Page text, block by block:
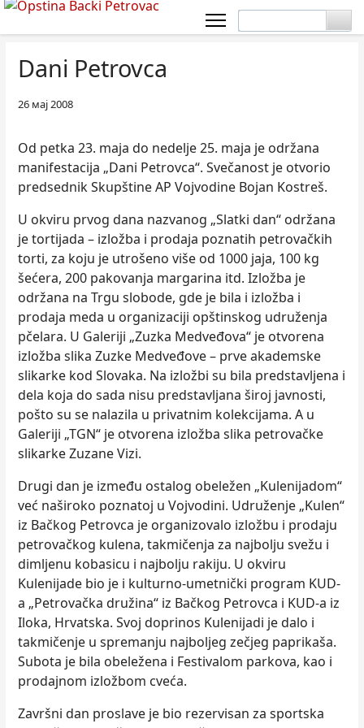
Dani Petrovca
26 мај 2008
Od petka 23. maja do nedelje 25. maja je održana
manifestacija „Dani Petrovca“. Svečanost je otvorio
predsednik Skupštine AP Vojvodine Bojan Kostreš.
U okviru prvog dana nazvanog „Slatki dan“ održana
je tortijada – izložba i prodaja poznatih petrovačkih
torti, za koju je utrošeno više od 1000 jaja, 100 kg
šećera, 200 pakovanja margarina itd. Izložba je
održana na Trgu slobode, gde je bila i izložba i
prodaja meda u organizaciji opštinskog udruženja
pčelara. U Galeriji „Zuzka Medveđova“ je otvorena
izložba slika Zuzke Medveđove – prve akademske
slikarke kod Slovaka. Na izložbi su bila predstavljena i
dela koja do sada nisu predstavljana široj javnosti,
pošto su se nalazila u privatnim kolekcijama. A u
Galeriji „TGN“ je otvorena izložba slika petrovačke
slikarke Zuzane Vizi.
Drugi dan je između ostalog obeležen „Kulenijadom“
već naširoko poznatoj u Vojvodini. Udruženje „Kulen“
iz Bačkog Petrovca je organizovalo izložbu i prodaju
petrovačkog kulena, takmičenja za najbolju svežu i
dimljenu kobasicu i najbolju rakiju. U okviru
Kulenijade bio je i kulturno-umetnički program KUD-
a „Petrovačka družina“ iz Bačkog Petrovca i KUD-a iz
Iloka, Hrvatska. Svoj doprinos Kulenijadi je dalo i
takmičenje u spremanju najboljeg zečjeg paprikaša.
Subota je bila obeležena i Festivalom parkova, kao i
prodajnom izložbom cveća.
Završni dan proslave je bio rezervisan za sportska